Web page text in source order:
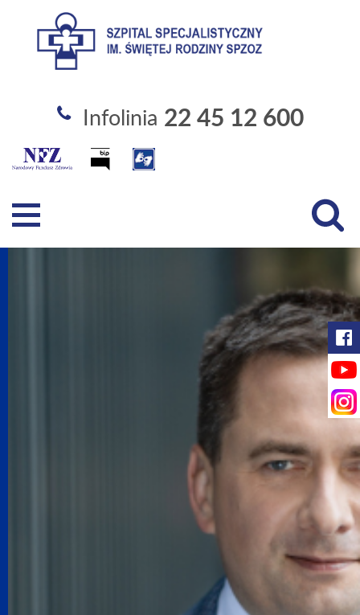
Szpital Specjalistyczny im.
Infolinia 22 45 12 600